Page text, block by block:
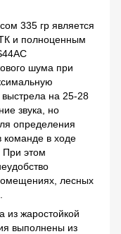
335 гр является
и полноценным
шума при
выстрела на 25-28
звука, но
определения
команде в ходе
При этом
лесных
из жаростойкой
выполнены из